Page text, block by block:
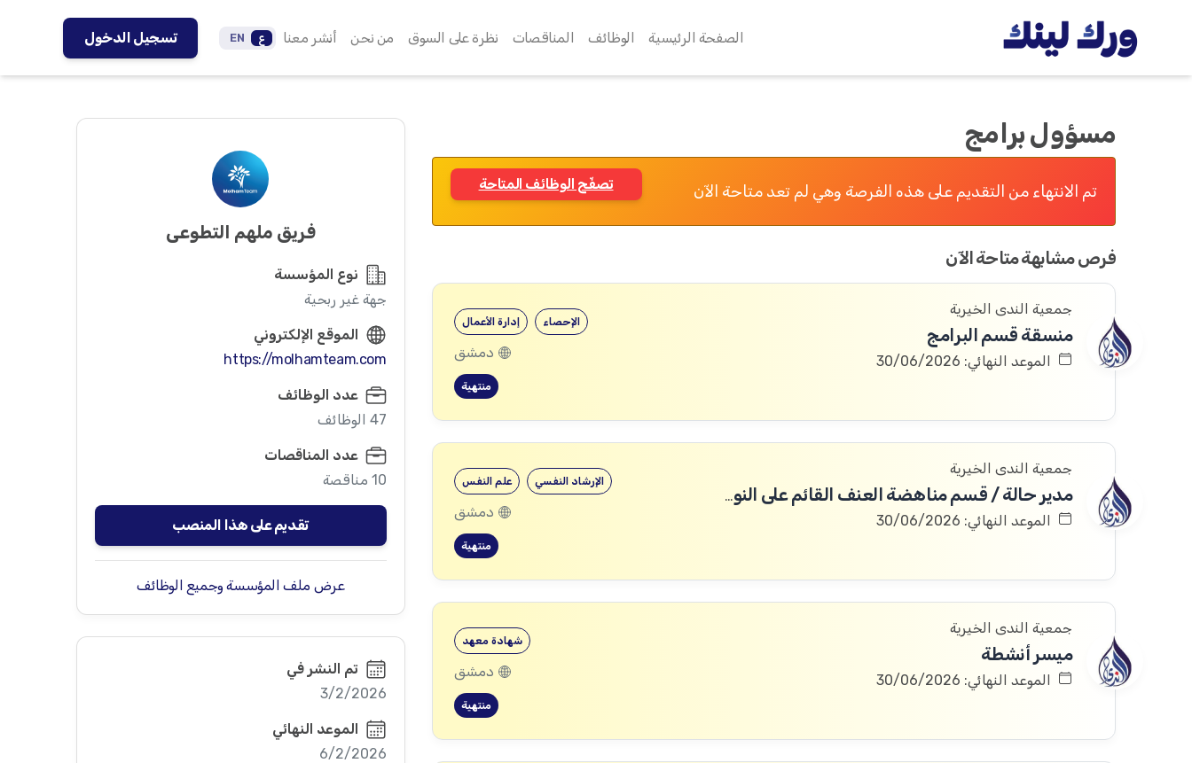
الصفحة الرئيسية الوظائف المناقصات نظرة على السوق من نحن أنشر معنا ع EN تسجيل الدخول
مسؤول برامج
تم الانتهاء من التقديم على هذه الفرصة وهي لم تعد متاحة الآن تصفّح الوظائف المتاحة
فرص مشابهة متاحة الآن
جمعية الندى الخيرية
منسقة قسم البرامج
الموعد النهائي: 30/06/2026
إدارة الأعمال الإحصاء
دمشق
منتهية
جمعية الندى الخيرية
مدير حالة / قسم مناهضة العنف القائم على النوع الاجتماعي
الموعد النهائي: 30/06/2026
علم النفس الإرشاد النفسي
دمشق
منتهية
جمعية الندى الخيرية
ميسر أنشطة
الموعد النهائي: 30/06/2026
شهادة معهد
دمشق
منتهية
فريق ملهم التطوعي
نوع المؤسسة
جهة غير ربحية
الموقع الإلكتروني
https://molhamteam.com
عدد الوظائف
47 الوظائف
عدد المناقصات
10 مناقصة
تقديم على هذا المنصب
عرض ملف المؤسسة وجميع الوظائف
تم النشر في
3/2/2026
الموعد النهائي
6/2/2026